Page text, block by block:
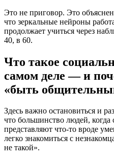
Это не приговор. Это
что зеркальные нейроны
продолжает учиться через
40, в 60.
Что такое
самом деле — и
«быть
Здесь важно остановиться и
что большинство людей,
представляют что-то вроде
легко знакомиться с
не такой».